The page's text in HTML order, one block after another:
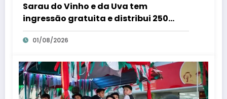
Sarau do Vinho e da Uva tem
ingressão gratuita e distribui 250
litros de suco em Santa Teresa – Em
Dia ES
01/08/2026